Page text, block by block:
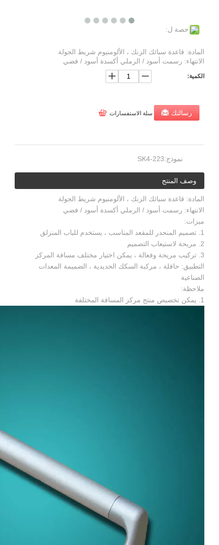
حصة ل:
المادة: قاعدة سبائك الزنك ، الألومنيوم شريط الجولة
الانتهاء: رسمت أسود / الرملي أكسدة أسود / فضي
الكمية:
رسالتك سلة الاستفسارات
نموذج:SK4-223
وصف المنتج
المادة: قاعدة سبائك الزنك ، الألومنيوم شريط الجولة
الانتهاء: رسمت أسود / الرملي أكسدة أسود / فضي
ميزات:
1. تصميم المنحدر للمقعد المناسب ، يستخدم للباب المنزلق
2. مريحة لاستيعاب التصميم
3. تركيب مريحة وفعالة ، يمكن اختيار مختلف مسافة المركز
التطبيق: حافلة ، مركبة السكك الحديدية ، الضميمة المعدات
الصناعية
ملاحظة:
1. يمكن تخصيص منتج مركز المسافة المختلفة